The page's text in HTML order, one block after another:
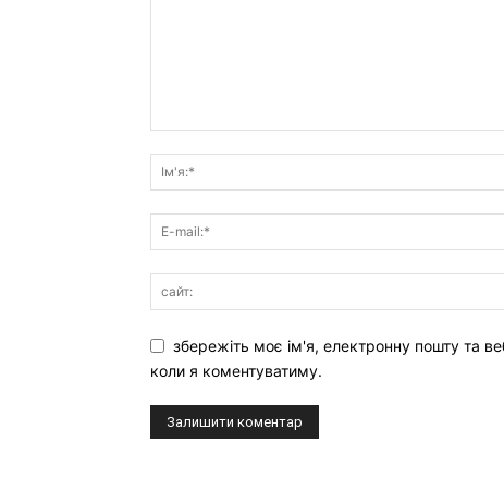
збережіть моє ім'я, електронну пошту та
коли я коментуватиму.